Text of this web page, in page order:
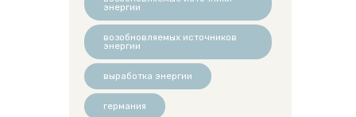
энергии
возобновляемых источников
энергии
выработка энергии
германия